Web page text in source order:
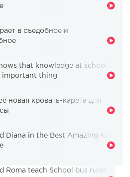
в съедобное и
that knowledge at school is
important thing
новая кровать-карета для
Diana in the Best Amazing Kids
Roma teach School bus rules